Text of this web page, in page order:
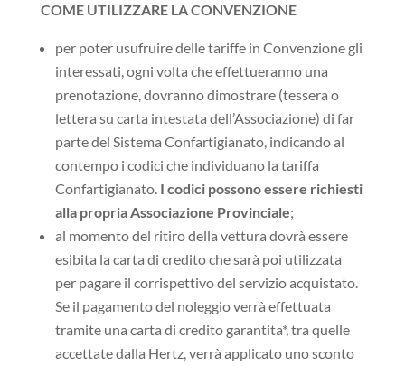
COME UTILIZZARE LA CONVENZIONE
per poter usufruire delle tariffe in Convenzione gli
interessati, ogni volta che effettueranno una
prenotazione, dovranno dimostrare (tessera o
lettera su carta intestata dell’Associazione) di far
parte del Sistema Confartigianato, indicando al
contempo i codici che individuano la tariffa
Confartigianato. I codici possono essere richiesti
alla propria Associazione Provinciale;
al momento del ritiro della vettura dovrà essere
esibita la carta di credito che sarà poi utilizzata
per pagare il corrispettivo del servizio acquistato.
Se il pagamento del noleggio verrà effettuata
tramite una carta di credito garantita*, tra quelle
accettate dalla Hertz, verrà applicato uno sconto